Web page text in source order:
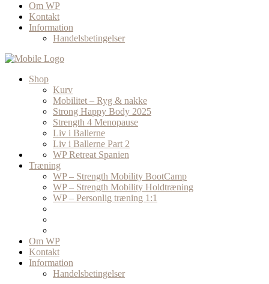
Om WP
Kontakt
Information
Handelsbetingelser
Shop
Kurv
Mobilitet – Ryg & nakke
Strong Happy Body 2025
Strength 4 Menopause
Liv i Ballerne
Liv i Ballerne Part 2
WP Retreat Spanien
Træning
WP – Strength Mobility BootCamp
WP – Strength Mobility Holdtræning
WP – Personlig træning 1:1
Om WP
Kontakt
Information
Handelsbetingelser